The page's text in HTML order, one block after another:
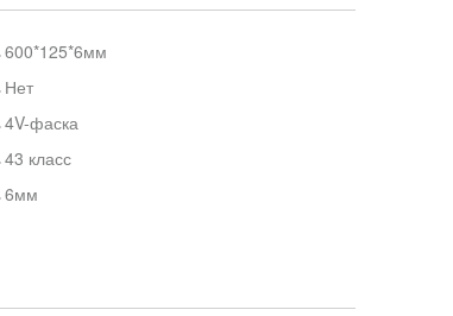
600*125*6мм
Нет
4V-фаска
43 класс
6мм